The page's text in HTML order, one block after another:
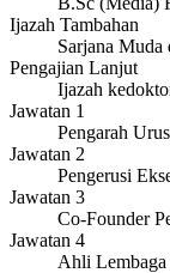
Ijazah Tambahan
Sarjana
Pengajian Lanjut
Ijazah
Jawatan 1
Pengarah
Jawatan 2
Pengerusi
Jawatan 3
Co-Founder
Jawatan 4
Ahli